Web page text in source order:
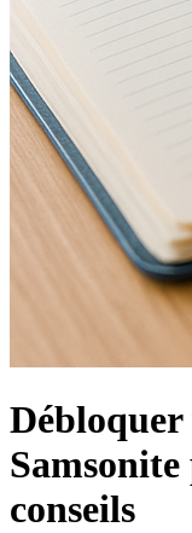
Samsonite
conseils